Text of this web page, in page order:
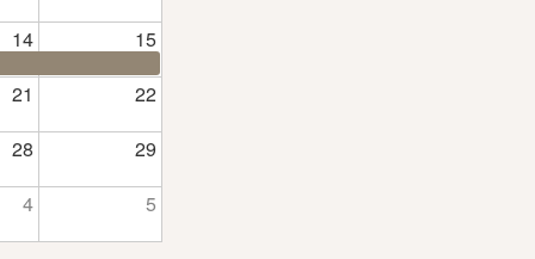
14 15
21 22
28 29
4 5